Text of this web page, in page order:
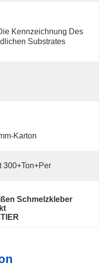
Kennzeichnung Des
Substrates
Karton
300+Ton+per
Schmelzkleber